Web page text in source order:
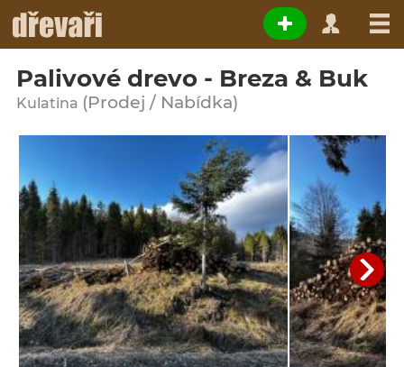
Palivové drevo - Breza & Buk
Kulatina (Prodej / Nabídka)